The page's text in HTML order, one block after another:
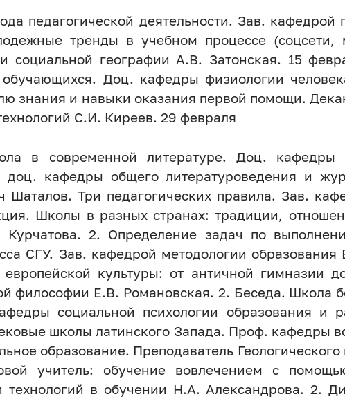
педагогической деятельности. Зав. кафедрой
тренды в учебном процессе (соцсети,
социальной географии А.В. Затонская. 15
обучающихся. Доц. кафедры физиологии
знания и навыки оказания первой помощи.
С.И. Киреев. 29 февраля
в современной литературе. Доц. кафедры
кафедры общего литературоведения и
Три педагогических правила. Зав.
Школы в разных странах: традиции,
2. Определение задач по
СГУ. Зав. кафедрой методологии
культуры: от античной гимназии
философии Е.В. Романовская. 2. Беседа. Школа
социальной психологии образования и
школы латинского Запада. Проф. кафедры
образование. Преподаватель
учитель: обучение вовлечением с
в обучении Н.А. Александрова. 2.